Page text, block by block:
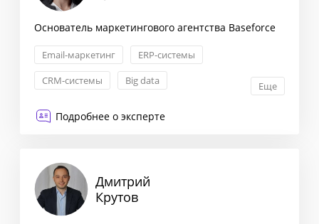
Основатель маркетингового агентства Baseforce
Email-маркетинг
ERP-системы
CRM-системы
Big data Еще
Подробнее о эксперте
Дмитрий
Крутов